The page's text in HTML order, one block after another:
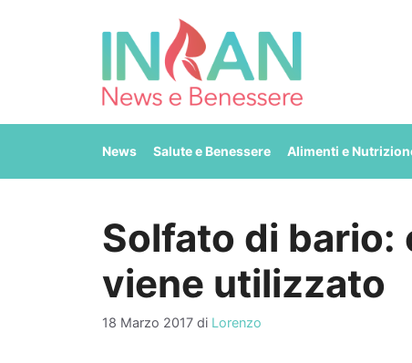
News Salute e Benessere Alimenti e
Solfato di bario:
viene utilizzato
18 Marzo 2017 di Lorenzo